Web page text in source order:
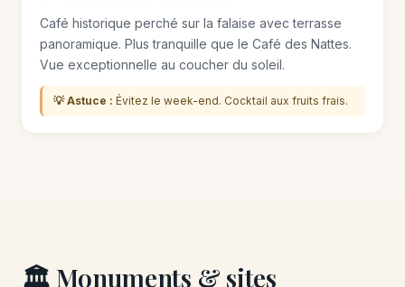
Café historique perché sur la falaise avec terrasse
panoramique. Plus tranquille que le Café des Nattes.
Vue exceptionnelle au coucher du soleil.
💡 Astuce : Évitez le week-end. Cocktail aux fruits frais.
🏛️ Monuments & sites